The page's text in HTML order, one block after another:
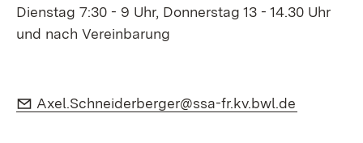
Dienstag 7:30 - 9 Uhr, Donnerstag 13 - 14.30 Uhr
und nach Vereinbarung
E-Mail:
Axel.Schneiderberger@ssa-fr.kv.bwl.de